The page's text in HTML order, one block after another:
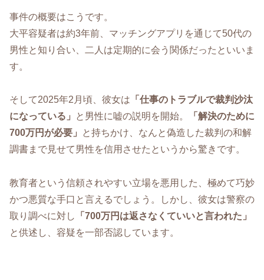
事件の概要はこうです。
大平容疑者は約3年前、マッチングアプリを通じて50代の
男性と知り合い、二人は定期的に会う関係だったといいま
す。
そして2025年2月頃、彼女は 「仕事のトラブルで裁判沙汰
になっている」
と男性に嘘の説明を開始。
「解決のために
700万円が必要」
と持ちかけ、なんと偽造した裁判の和解
調書まで見せて男性を信用させたというから驚きです。
教育者という信頼されやすい立場を悪用した、極めて巧妙
かつ悪質な手口と言えるでしょう。しかし、彼女は警察の
取り調べに対し
「700万円は返さなくていいと言われた」
と供述し、容疑を一部否認しています。